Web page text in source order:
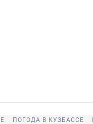
ПОГОДА В КУЗБАССЕ